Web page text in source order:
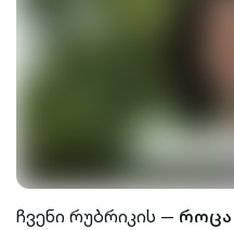
ჩვენი რუბრიკის — როცა